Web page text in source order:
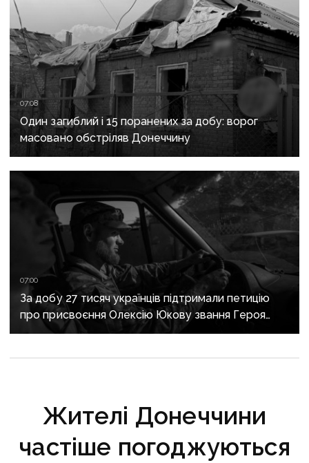
07:08
Один загиблий і 15 поранених за добу: ворог
масовано обстріляв Донеччину
07:00
За добу 27 тисяч українців підтримали петицію
про присвоєння Олексію Юкову звання Героя
України посмертно
Жителі Донеччини
частіше погоджуються